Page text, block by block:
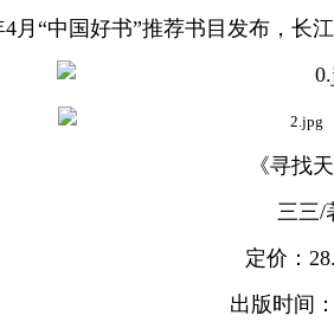
月“中国好书”推荐书目发布，长
《寻找
三三/
定价：
出版时间